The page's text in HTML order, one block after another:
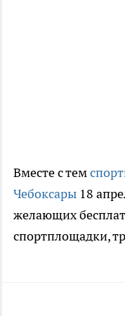
Вместе с тем
Чебоксары 18
желающих
спортплощадки,